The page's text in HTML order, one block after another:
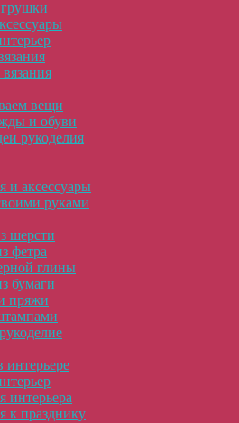
вещи
и обуви
рукоделия
и аксессуары
руками
шерсти
фетра
глины
бумаги
пряжи
интерьере
интерьера
к празднику